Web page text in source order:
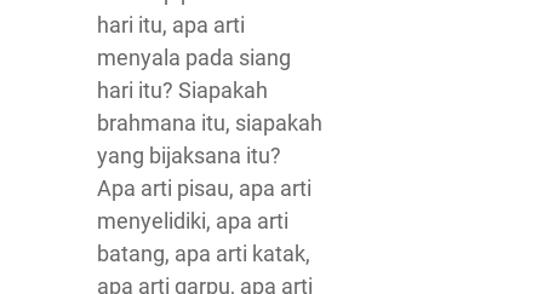
hari itu, apa arti
menyala pada siang
hari itu? Siapakah
brahmana itu, siapakah
yang bijaksana itu?
Apa arti pisau, apa arti
menyelidiki, apa arti
batang, apa arti katak,
apa arti garpu, apa arti